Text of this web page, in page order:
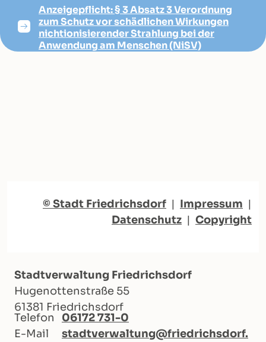
Anzeigepflicht: § 3 Absatz 3 Verordnung
zum Schutz vor schädlichen Wirkungen
nichtionisierender Strahlung bei der
Anwendung am Menschen (NiSV)
© Stadt Friedrichsdorf | Impressum |
Datenschutz | Copyright
Stadtverwaltung Friedrichsdorf
Hugenottenstraße 55
61381 Friedrichsdorf
Telefon
06172 731-0
E-Mail
stadtverwaltung@friedrichsdorf.